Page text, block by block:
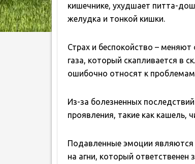
кишечнике, ухудшает питта-
желудка и тонкой кишки.
Страх и беспокойство –
газа, который скапливается в
ошибочно относят к
Из-за болезненных
проявления, такие как кашель,
Подавленные эмоции являются
на агни, который ответственен